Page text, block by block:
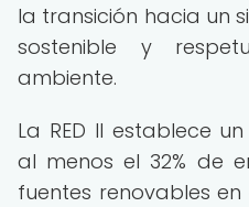
la transición hacia un
sostenible y
ambiente.
La RED II establece
al menos el 32% de
fuentes renovables